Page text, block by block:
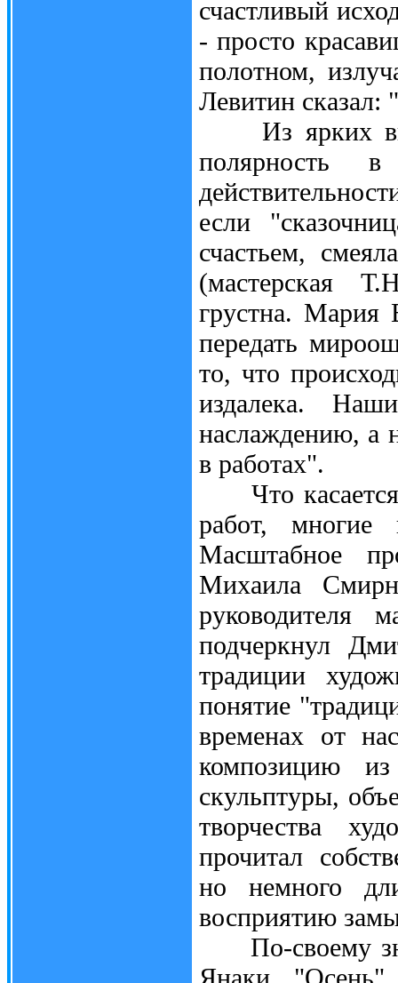
счастливый
- просто
полотном,
Левитин
Из ярких
полярность
если
счастьем,
(мастерская
грустна. Мария
передать
то, что
издалека.
наслаждению, а
в работах".
Что касается
работ,
Масштабное
Михаила
руководителя
подчеркнул
традиции
понятие
временах от
композицию
скульптуры,
творчества
прочитал
но немного
восприятию
По-своему